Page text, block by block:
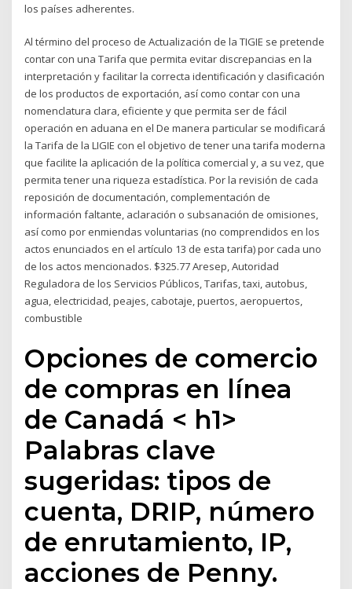
los países adherentes.
Al término del proceso de Actualización de la TIGIE se pretende
contar con una Tarifa que permita evitar discrepancias en la
interpretación y facilitar la correcta identificación y clasificación
de los productos de exportación, así como contar con una
nomenclatura clara, eficiente y que permita ser de fácil
operación en aduana en el De manera particular se modificará
la Tarifa de la LIGIE con el objetivo de tener una tarifa moderna
que facilite la aplicación de la política comercial y, a su vez, que
permita tener una riqueza estadística. Por la revisión de cada
reposición de documentación, complementación de
información faltante, aclaración o subsanación de omisiones,
así como por enmiendas voluntarias (no comprendidos en los
actos enunciados en el artículo 13 de esta tarifa) por cada uno
de los actos mencionados. $325.77 Aresep, Autoridad
Reguladora de los Servicios Públicos, Tarifas, taxi, autobus,
agua, electricidad, peajes, cabotaje, puertos, aeropuertos,
combustible
Opciones de comercio
de compras en línea
de Canadá < h1>
Palabras clave
sugeridas: tipos de
cuenta, DRIP, número
de enrutamiento, IP,
acciones de Penny.